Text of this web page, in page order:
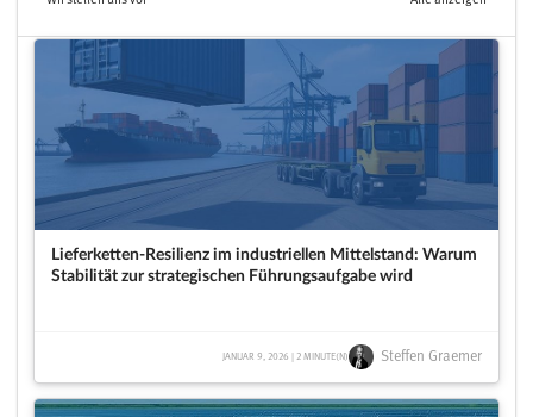
Lieferketten-Resilienz im industriellen Mittelstand: Warum
Stabilität zur strategischen Führungsaufgabe wird
Steffen Graemer
JANUAR 9, 2026 | 2 MINUTE(N)